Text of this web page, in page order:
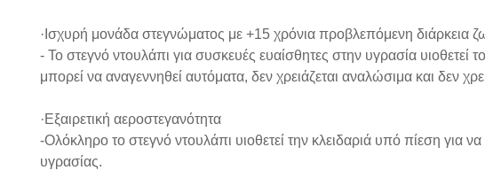
·Ισχυρή μονάδα στεγνώματος με +15 χρόνια προβλεπόμενη διάρκεια
- Το στεγνό ντουλάπι για συσκευές ευαίσθητες στην υγρασία
μπορεί να αναγεννηθεί αυτόματα, δεν χρειάζεται αναλώσιμα και δεν
·Εξαιρετική αεροστεγανότητα
-Ολόκληρο το στεγνό ντουλάπι υιοθετεί την κλειδαριά υπό πίεση για
υγρασίας.